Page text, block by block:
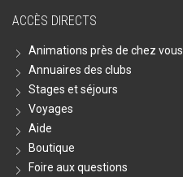
ACCÈS DIRECTS
Animations près de chez vous
Annuaires des clubs
Stages et séjours
Voyages
Aide
Boutique
Foire aux questions